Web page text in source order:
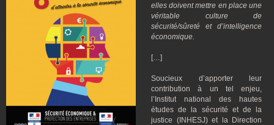
elles doivent mettre en place une
véritable culture de
sécurité/sûreté et d’intelligence
économique.
[…]
Soucieux d’apporter leur
contribution à un tel enjeu,
l’Institut national des hautes
études de la sécurité et de la
justice (INHESJ) et la Direction